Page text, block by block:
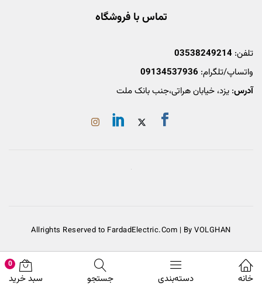
تماس با فروشگاه
تلفن: 03538249214
واتساپ/تلگرام: 09134537936
آدرس: یزد، خیابان هراتی،جنب بانک ملت
Allrights Reserved to FardadElectric.Com | By VOLGHAN
خانه دسته‌بندی جستجو
0
سبد خرید